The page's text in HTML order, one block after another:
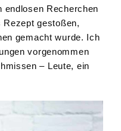
endlosen Recherchen
Rezept gestoßen,
gemacht wurde. Ich
vorgenommen
– Leute, ein